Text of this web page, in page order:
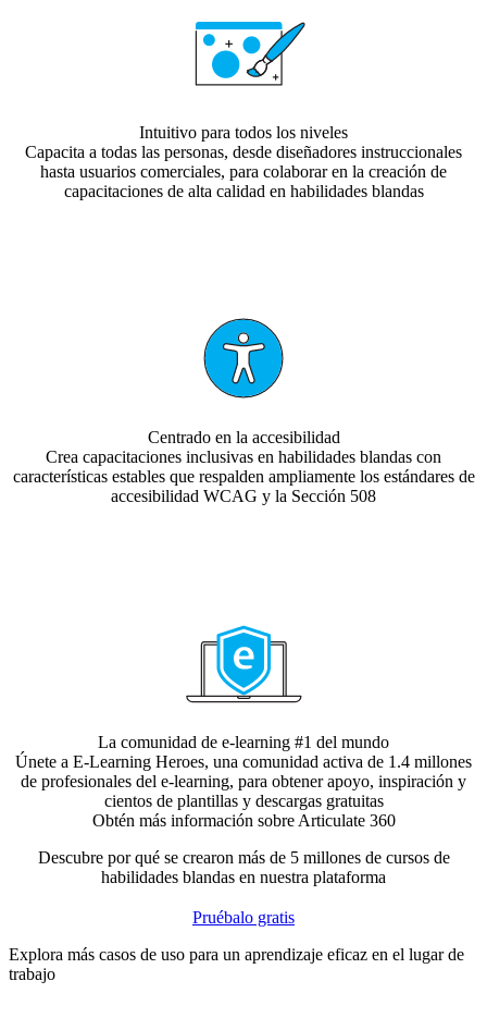
Intuitivo para todos los niveles
Capacita a todas las personas, desde diseñadores instruccionales
hasta usuarios comerciales, para colaborar en la creación de
capacitaciones de alta calidad en habilidades blandas
Centrado en la accesibilidad
Crea capacitaciones inclusivas en habilidades blandas con
características estables que respalden ampliamente los estándares de
accesibilidad WCAG y la Sección 508
La comunidad de e-learning #1 del mundo
Únete a E-Learning Heroes, una comunidad activa de 1.4 millones
de profesionales del e-learning, para obtener apoyo, inspiración y
cientos de plantillas y descargas gratuitas
Obtén más información sobre Articulate 360
Descubre por qué se crearon más de 5 millones de cursos de
habilidades blandas en nuestra plataforma
Pruébalo gratis
Explora más casos de uso para un aprendizaje eficaz en el lugar de
trabajo